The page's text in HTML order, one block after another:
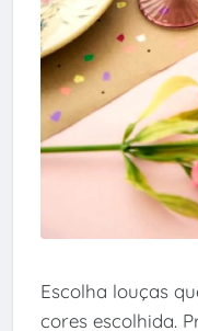
Escolha louças
cores escolhida.